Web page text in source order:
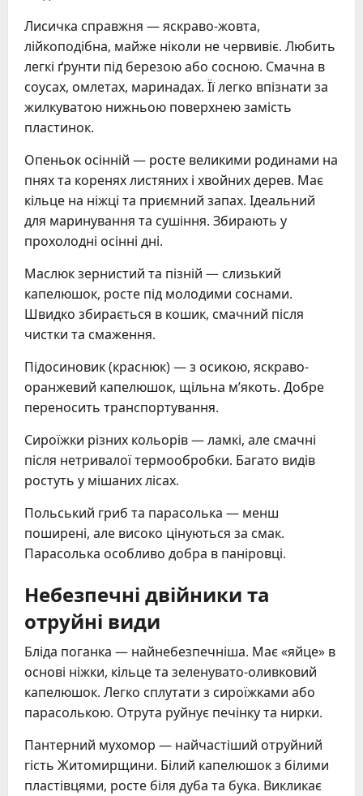
Лисичка справжня — яскраво-жовта,
лійкоподібна, майже ніколи не червивіє. Любить
легкі ґрунти під березою або сосною. Смачна в
соусах, омлетах, маринадах. Її легко впізнати за
жилкуватою нижньою поверхнею замість
пластинок.
Опеньок осінній — росте великими родинами на
пнях та коренях листяних і хвойних дерев. Має
кільце на ніжці та приємний запах. Ідеальний
для маринування та сушіння. Збирають у
прохолодні осінні дні.
Маслюк зернистий та пізній — слизький
капелюшок, росте під молодими соснами.
Швидко збирається в кошик, смачний після
чистки та смаження.
Підосиновик (краснюк) — з осикою, яскраво-
оранжевий капелюшок, щільна м’якоть. Добре
переносить транспортування.
Сироїжки різних кольорів — ламкі, але смачні
після нетривалої термообробки. Багато видів
ростуть у мішаних лісах.
Польський гриб та парасолька — менш
поширені, але високо цінуються за смак.
Парасолька особливо добра в паніровці.
Небезпечні двійники та
отруйні види
Бліда поганка — найнебезпечніша. Має «яйце» в
основі ніжки, кільце та зеленувато-оливковий
капелюшок. Легко сплутати з сироїжками або
парасолькою. Отрута руйнує печінку та нирки.
Пантерний мухомор — найчастіший отруйний
гість Житомирщини. Білий капелюшок з білими
пластівцями, росте біля дуба та бука. Викликає